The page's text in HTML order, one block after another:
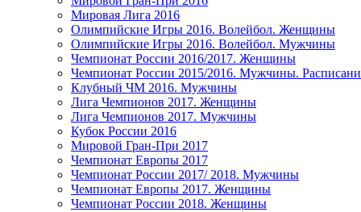
Мировая Лига 2016
Олимпийские Игры 2016. Волейбол. Женщины
Олимпийские Игры 2016. Волейбол. Мужчины
Чемпионат России 2016/2017. Женщины
Чемпионат России 2015/2016. Мужчины.
Клубный ЧМ 2016. Мужчины
Лига Чемпионов 2017. Женщины
Лига Чемпионов 2017. Мужчины
Кубок России 2016
Мировой Гран-При 2017
Чемпионат Европы 2017
Чемпионат России 2017/ 2018. Мужчины
Чемпионат Европы 2017. Женщины
Чемпионат России 2018. Женщины